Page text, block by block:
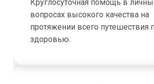
Круглосуточная помощь в
вопросах высокого качества на
протяжении всего путешествия
здоровью.